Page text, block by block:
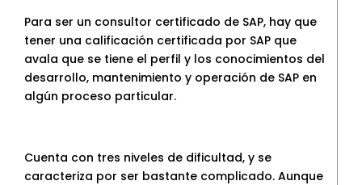
Para ser un consultor certificado de SAP, hay que
tener una calificación certificada por SAP que
avala que se tiene el perfil y los conocimientos del
desarrollo, mantenimiento y operación de SAP en
algún proceso particular.
Cuenta con tres niveles de dificultad, y se
caracteriza por ser bastante complicado. Aunque